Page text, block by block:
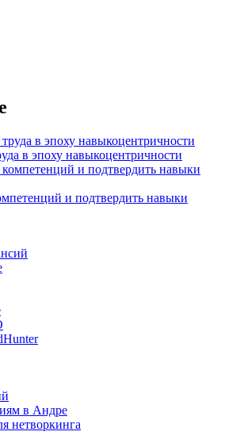
в эпоху навыкоцентричности
и подтвердить навыки
в Андре
нетворкинга